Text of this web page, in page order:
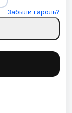
Забыли пароль?